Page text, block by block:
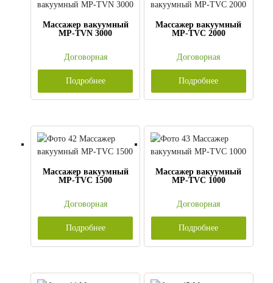
Массажер вакуумный
MP-TVN 3000
Договорная
Подробнее
Массажер вакуумный
MP-TVС 2000
Договорная
Подробнее
Массажер вакуумный
MP-TVС 1500
Договорная
Подробнее
Массажер вакуумный
MP-TVС 1000
Договорная
Подробнее